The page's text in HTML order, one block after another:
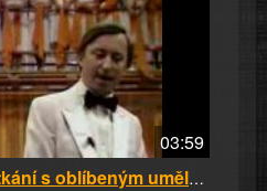
03:59
Kaiser & Lábus - Setkání s oblíbeným umělcem